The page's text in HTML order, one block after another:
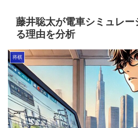
藤井聡太が電車シミュレー
る理由を分析
将棋